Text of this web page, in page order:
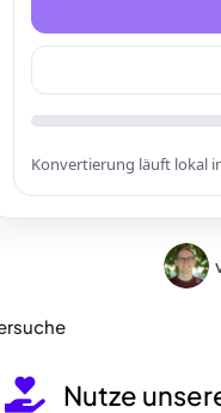
Konvertierung läuft lokal
Nutze